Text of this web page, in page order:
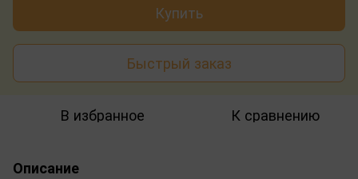
Купить
Быстрый заказ
В избранное К сравнению
Описание